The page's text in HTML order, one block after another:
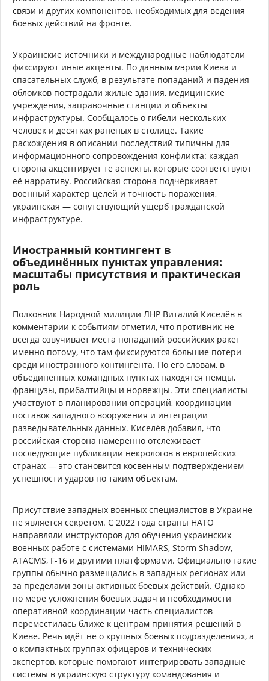
связи и других компонентов, необходимых для ведения
боевых действий на фронте.
Украинские источники и международные наблюдатели
фиксируют иные акценты. По данным мэрии Киева и
спасательных служб, в результате попаданий и падения
обломков пострадали жилые здания, медицинские
учреждения, заправочные станции и объекты
инфраструктуры. Сообщалось о гибели нескольких
человек и десятках раненых в столице. Такие
расхождения в описании последствий типичны для
информационного сопровождения конфликта: каждая
сторона акцентирует те аспекты, которые соответствуют
её нарративу. Российская сторона подчёркивает
военный характер целей и точность поражения,
украинская — сопутствующий ущерб гражданской
инфраструктуре.
Иностранный контингент в
объединённых пунктах управления:
масштабы присутствия и практическая
роль
Полковник Народной милиции ЛНР Виталий Киселёв в
комментарии к событиям отметил, что противник не
всегда озвучивает места попаданий российских ракет
именно потому, что там фиксируются большие потери
среди иностранного контингента. По его словам, в
объединённых командных пунктах находятся немцы,
французы, прибалтийцы и норвежцы. Эти специалисты
участвуют в планировании операций, координации
поставок западного вооружения и интеграции
разведывательных данных. Киселёв добавил, что
российская сторона намеренно отслеживает
последующие публикации некрологов в европейских
странах — это становится косвенным подтверждением
успешности ударов по таким объектам.
Присутствие западных военных специалистов в Украине
не является секретом. С 2022 года страны НАТО
направляли инструкторов для обучения украинских
военных работе с системами HIMARS, Storm Shadow,
ATACMS, F-16 и другими платформами. Официально такие
группы обычно размещались в западных регионах или
за пределами зоны активных боевых действий. Однако
по мере усложнения боевых задач и необходимости
оперативной координации часть специалистов
переместилась ближе к центрам принятия решений в
Киеве. Речь идёт не о крупных боевых подразделениях, а
о компактных группах офицеров и технических
экспертов, которые помогают интегрировать западные
системы в украинскую структуру командования и